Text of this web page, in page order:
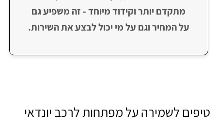
מתקדם יותר וקידוד מיוחד - זה משפיע גם
על המחיר וגם על מי יכול לבצע את השירות.
טיפים לשמירה על מפתחות לרכב יונדאי